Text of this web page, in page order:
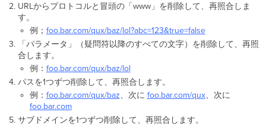
URLからプロトコルと冒頭の「www」を削除して、再照合しま
す。
例； foo.bar.com/qux/baz/lol?abc=123&true=false
「パラメータ」（疑問符以降のすべての文字）を削除して、再照
合します。
例： foo.bar.com/qux/baz/lol
パスを1つずつ削除して、再照合します。
例： foo.bar.com/qux/baz、次に foo.bar.com/qux、次に
foo.bar.com
サブドメインを1つずつ削除して、再照合します。